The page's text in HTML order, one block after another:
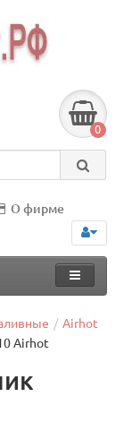
0
О фирме
Airhot
Airhot